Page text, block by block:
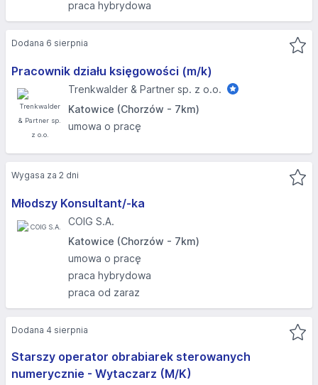
praca hybrydowa
Pracownik działu księgowości (m/k)
Trenkwalder & Partner sp. z o.o.
Katowice (Chorzów - 7km)
umowa o pracę
Dodana 6 sierpnia
Młodszy Konsultant/-ka
COIG S.A.
Katowice (Chorzów - 7km)
umowa o pracę
praca hybrydowa
praca od zaraz
Wygasa za 2 dni
Starszy operator obrabiarek sterowanych
numerycznie - Wytaczarz (M/K)
Dodana 4 sierpnia